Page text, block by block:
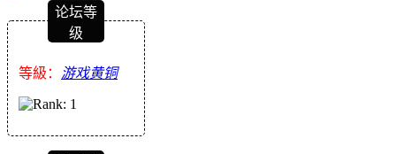
论坛等
级
等級： 游戏黄铜